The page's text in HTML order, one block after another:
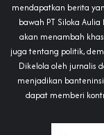
mendapatkan berita
bawah PT Siloka
akan menambah
juga tentang politik,
Dikelola oleh jurnalis
menjadikan
dapat memberi